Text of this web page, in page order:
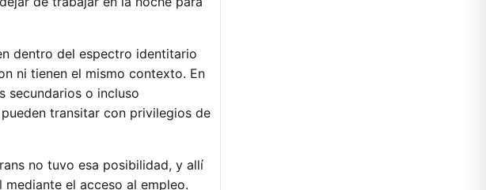
dentro del espectro identitario
ni tienen el mismo contexto. En
secundarios o incluso
transitar con privilegios de
no tuvo esa posibilidad, y allí
el acceso al empleo.